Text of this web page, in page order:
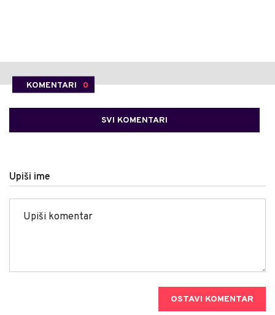
KOMENTARI 0
SVI KOMENTARI
Upiši ime
OSTAVI KOMENTAR